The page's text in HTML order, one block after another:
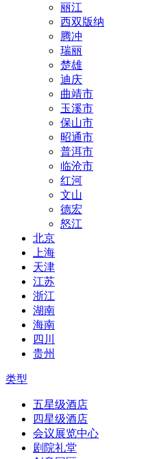
丽江
西双版纳
腾冲
瑞丽
楚雄
迪庆
曲靖市
玉溪市
保山市
昭通市
普洱市
临沧市
红河
文山
德宏
怒江
北京
上海
天津
江苏
浙江
湖南
海南
四川
贵州
类型
五星级酒店
四星级酒店
会议展览中心
剧院礼堂